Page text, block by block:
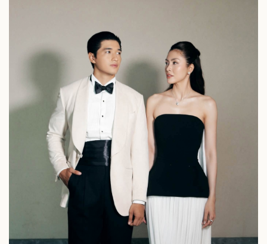
Thế giới
Cuộc sống đó đây
Multimedia
Video
Ảnh
E-Magazine
Infographic